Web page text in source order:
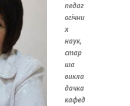
педаг
огічни
х
наук,
стар
ша
викла
дачка
кафед